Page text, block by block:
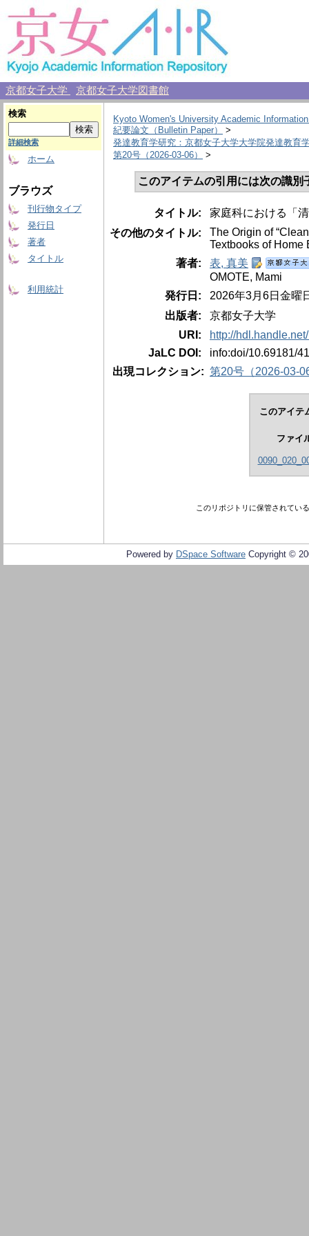
京都女子大学 京都女子大学図書館
検索
詳細検索
ホーム
ブラウズ
刊行物タイプ
発行日
著者
タイトル
利用統計
Kyoto Women's University Academic
紀要論文（Bulletin Paper）
>
発達教育学研究：京都女子大学大学院発達教育
第20号（2026-03-06）
>
このアイテムの引用には次の識
タイトル:
家庭科における「
その他のタイトル:
The Origin of
Textbooks of Home
著者:
表, 真美
OMOTE, Mami
発行日:
2026年3月6日金曜
出版者:
京都女子大学
URI:
http://
JaLC DOI:
info:doi/10.69181/
出現コレクション: 第20号（2026-03-
このアイテ
ファイ
このリポジトリに保管されてい
Powered by DSpace Software Copyright ©